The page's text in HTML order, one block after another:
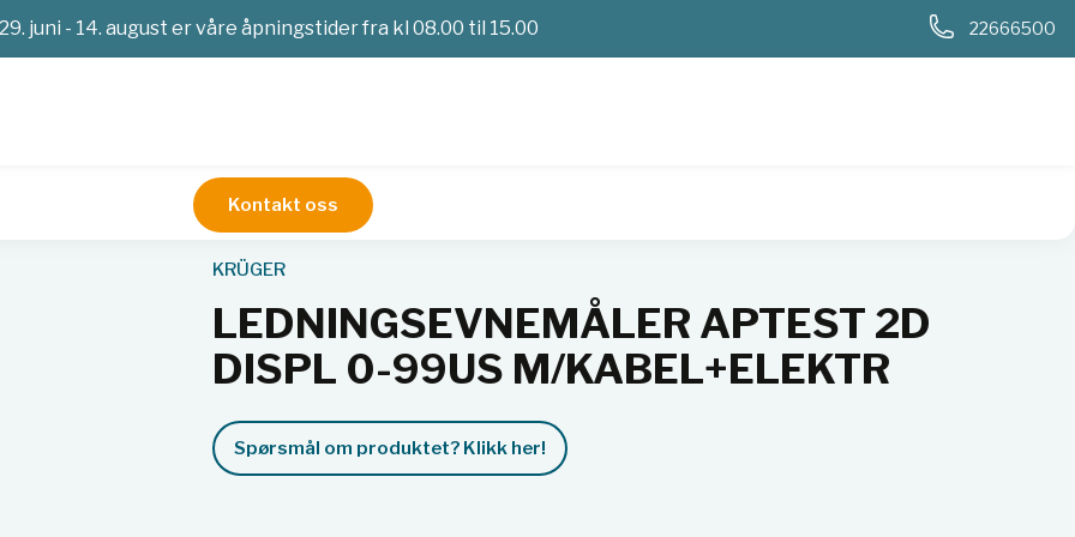
29. juni - 14. august er våre åpningstider fra kl 08.00 til 15.00 22666500
Kontakt oss
APTEST 2D DISPL 0-99US M/KABEL+ELEKTR
KRÜGER
LEDNINGSEVNEMÅLER APTEST 2D
DISPL 0-99US M/KABEL+ELEKTR
Spørsmål om produktet? Klikk her!